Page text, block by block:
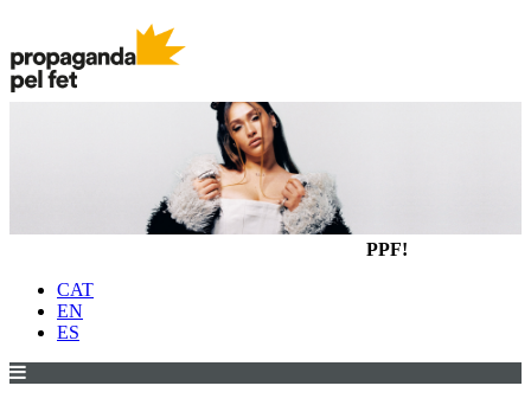
PPF!
CAT
EN
ES